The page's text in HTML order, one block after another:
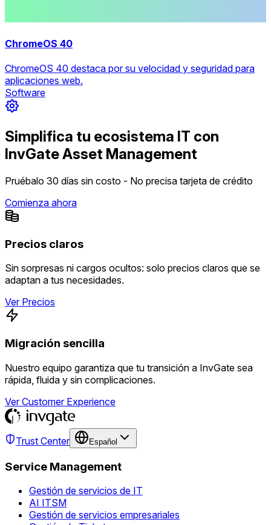
ChromeOS 40
ChromeOS 40 destaca por su velocidad y seguridad para
aplicaciones web.
Software
Simplifica tu ecosistema IT con
InvGate Asset Management
Pruébalo 30 días sin costo - No precisa tarjeta de crédito
Comienza ahora
Precios claros
Sin sorpresas ni cargos ocultos: solo precios claros que se
adaptan a tus necesidades.
Ver Precios
Migración sencilla
Nuestro equipo garantiza que tu transición a InvGate sea
rápida, fluida y sin complicaciones.
Ver Customer Experience
Trust Center Español
Service Management
Gestión de servicios de IT
AI ITSM
Gestión de servicios empresariales